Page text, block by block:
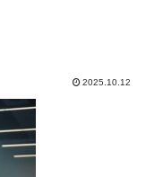
2025.10.12